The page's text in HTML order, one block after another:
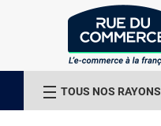
TOUS NOS RAYONS